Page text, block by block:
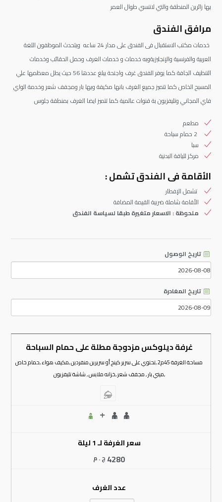
بها زائرين المنطقة والتي لاتنسي طوال العمر
مرافق الفندق
خدمات مكتب الاستقبال فى الفندق على مدار 24 ساعه ويتحدث الموظفون اللغة
العربية والفرنسية والإنجليزيةوبه خدمات و خدمات الغرف وحمل الحقائب وخدمات
التنظيف الجافة كما يوفر الفندق غرف واجنحة يبلغ عددها 56 حيث يطل معظمها علي
المسبح الخاص كما تتميز جميع الغرف بانها مكيفة وبها بار ومجفف شعر وخدمة الواي
فاي المجاني وتليفزيون بة قنوات عالمية كما تتميز ايضا الغرف بمنطقة جلوس
مطعم
سبا
مركز للياقة البدنية
الأقامة فى الفندق تشمل :
تشمل الإفطار
الأقامة شاملة ضريبة القيمة المضافة
ملحوظة : الاسعار متغيرة طبقا لسياسة الفندق
تاريخ الوصول
تاريخ المغادرة
غرفة ديلوكس مزدوجة مطلة على حمام السباحة
مساحة الغرفة 45م2 ,تحتوي على سرير كينج أو سريرين منفردين ,مكيف هواء ,حمام خاص
,ميني بار , مجفف شعر ,خزانه ملابس , شاشة تليفزيون
سعر الغرفة لـ 1 ليلة
4280 ج . م
عدد الغرف